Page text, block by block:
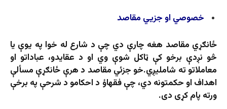
خصوصي او جزيي مقاصد
ځانګړي مقاصد هغه چارې دي چې د شارع له خوا په یوې یا
څو نږدې برخو کې ټاکل شوې وي او د عقایدو، عباداتو او
معاملاتو ته شاملیږي.خو جزئي مقاصد د هرې ځانګړې مسألې
اهداف او حکمتونه دي، چې فقهاؤ د احکامو د شرحې په برخې
ورته پام کړی دی.